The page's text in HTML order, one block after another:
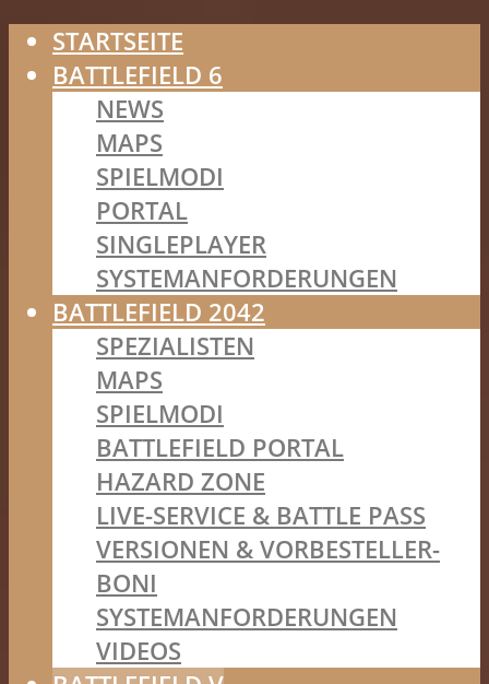
STARTSEITE
BATTLEFIELD 6
NEWS
MAPS
SPIELMODI
PORTAL
SINGLEPLAYER
SYSTEMANFORDERUNGEN
BATTLEFIELD 2042
SPEZIALISTEN
MAPS
SPIELMODI
BATTLEFIELD PORTAL
HAZARD ZONE
LIVE-SERVICE & BATTLE PASS
VERSIONEN & VORBESTELLER-
BONI
SYSTEMANFORDERUNGEN
VIDEOS